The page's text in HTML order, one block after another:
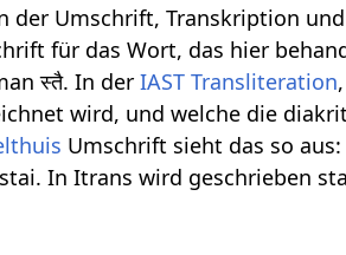
der Umschrift, Transkription
für das Wort, das hier
स्तै. In derIAST Transliteration
wird, und welche die
Umschrift sieht das so
In Itrans wird geschrieben